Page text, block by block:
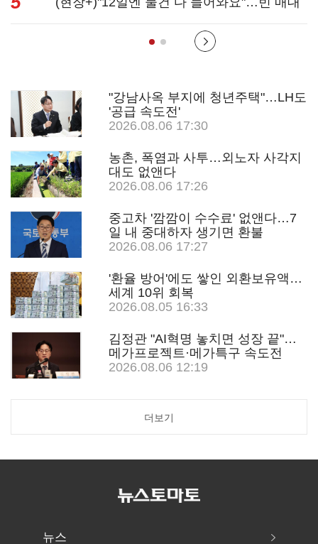
"강남사옥 부지에 청년주택"…LH도
'공급 속도전'
2026.08.06 17:30
농촌, 폭염과 사투…외노자 사각지
대도 없앤다
2026.08.06 17:26
중고차 '깜깜이 수수료' 없앤다…7
일 내 중대하자 생기면 환불
2026.08.06 17:27
'환율 방어'에도 쌓인 외환보유액…
세계 10위 회복
2026.08.05 16:33
김정관 "AI혁명 놓치면 성장 끝"…
메가프로젝트·메가특구 속도전
2026.08.06 12:19
더보기
뉴스